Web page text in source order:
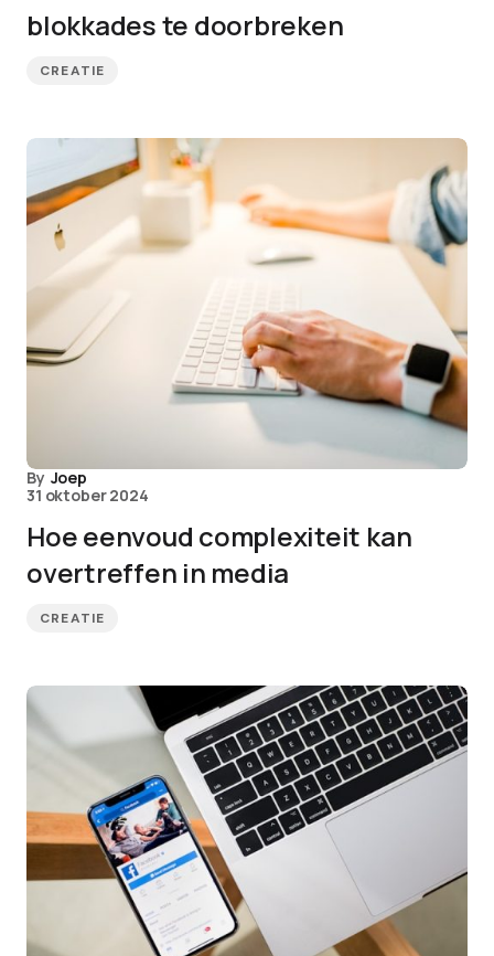
blokkades te doorbreken
CREATIE
By Joep
31 oktober 2024
Hoe eenvoud complexiteit kan
overtreffen in media
CREATIE